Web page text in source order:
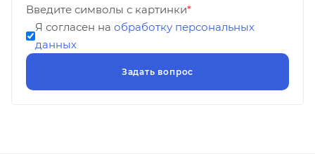
Введите символы с картинки*
Я согласен на обработку персональных
данных